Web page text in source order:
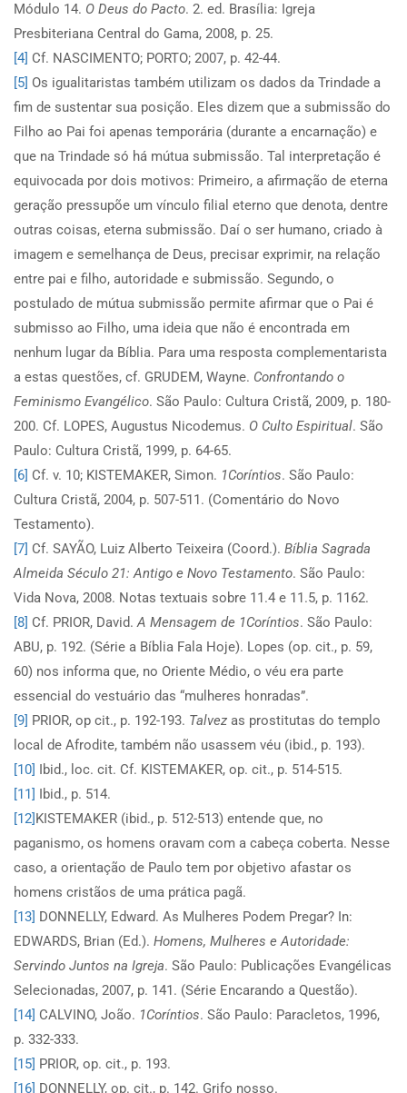
Módulo 14. O Deus do Pacto. 2. ed. Brasília: Igreja
Presbiteriana Central do Gama, 2008, p. 25.
[4] Cf. NASCIMENTO; PORTO; 2007, p. 42-44.
[5] Os igualitaristas também utilizam os dados da Trindade a
fim de sustentar sua posição. Eles dizem que a submissão do
Filho ao Pai foi apenas temporária (durante a encarnação) e
que na Trindade só há mútua submissão. Tal interpretação é
equivocada por dois motivos: Primeiro, a afirmação de eterna
geração pressupõe um vínculo filial eterno que denota, dentre
outras coisas, eterna submissão. Daí o ser humano, criado à
imagem e semelhança de Deus, precisar exprimir, na relação
entre pai e filho, autoridade e submissão. Segundo, o
postulado de mútua submissão permite afirmar que o Pai é
submisso ao Filho, uma ideia que não é encontrada em
nenhum lugar da Bíblia. Para uma resposta complementarista
a estas questões, cf. GRUDEM, Wayne. Confrontando o
Feminismo Evangélico. São Paulo: Cultura Cristã, 2009, p. 180-
200. Cf. LOPES, Augustus Nicodemus. O Culto Espiritual. São
Paulo: Cultura Cristã, 1999, p. 64-65.
[6] Cf. v. 10; KISTEMAKER, Simon. 1Coríntios. São Paulo:
Cultura Cristã, 2004, p. 507-511. (Comentário do Novo
Testamento).
[7] Cf. SAYÃO, Luiz Alberto Teixeira (Coord.). Bíblia Sagrada
Almeida Século 21: Antigo e Novo Testamento. São Paulo:
Vida Nova, 2008. Notas textuais sobre 11.4 e 11.5, p. 1162.
[8] Cf. PRIOR, David.A Mensagem de 1Coríntios. São Paulo:
ABU, p. 192. (Série a Bíblia Fala Hoje). Lopes (op. cit., p. 59,
60) nos informa que, no Oriente Médio, o véu era parte
essencial do vestuário das “mulheres honradas”.
[9] PRIOR, op cit., p. 192-193. Talvez as prostitutas do templo
local de Afrodite, também não usassem véu (ibid., p. 193).
[10] Ibid., loc. cit. Cf. KISTEMAKER, op. cit., p. 514-515.
[11] Ibid., p. 514.
[12]KISTEMAKER (ibid., p. 512-513) entende que, no
paganismo, os homens oravam com a cabeça coberta. Nesse
caso, a orientação de Paulo tem por objetivo afastar os
homens cristãos de uma prática pagã.
[13] DONNELLY, Edward. As Mulheres Podem Pregar? In:
EDWARDS, Brian (Ed.). Homens, Mulheres e Autoridade:
Servindo Juntos na Igreja. São Paulo: Publicações Evangélicas
Selecionadas, 2007, p. 141. (Série Encarando a Questão).
[14] CALVINO, João. 1Coríntios. São Paulo: Paracletos, 1996,
p. 332-333.
[15] PRIOR, op. cit., p. 193.
[16] DONNELLY, op. cit., p. 142. Grifo nosso.